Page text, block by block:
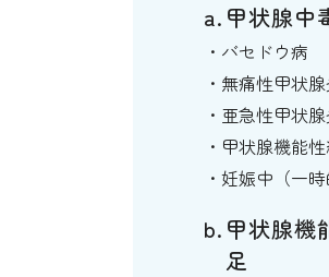
甲状腺中
バセドウ病
無痛性甲状
亜急性甲状
甲状腺機能
妊娠中（一時
甲状腺機
足